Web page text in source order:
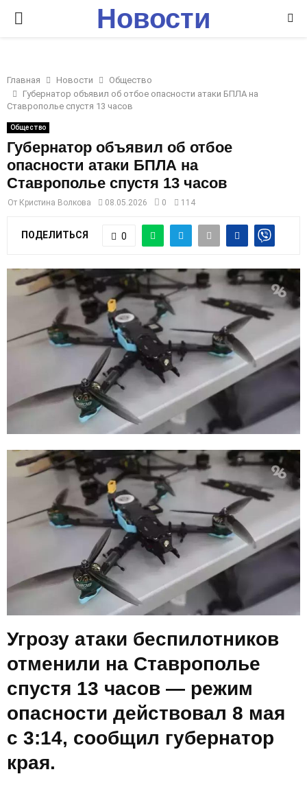
P
I
M
A
R
Y
M
Новости
Главная Новости
Общество
Губернатор объявил об отбое опасности атаки БПЛА на
Ставрополье спустя 13 часов
Общество
Губернатор объявил об отбое
опасности атаки БПЛА на
Ставрополье спустя 13 часов
От Кристина Волкова 08.05.2026 0 114
ПОДЕЛИТЬСЯ 0
Угрозу атаки беспилотников
отменили на Ставрополье
спустя 13 часов — режим
опасности действовал 8 мая
с 3:14, сообщил губернатор
края.